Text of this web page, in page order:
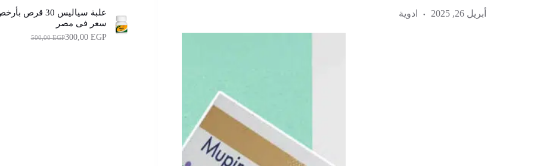
أبريل 26, 2025 ادوية
علبة سياليس 30 قرص
سعر فى مصر
500,00EGP ا
300,00 EGP
ا